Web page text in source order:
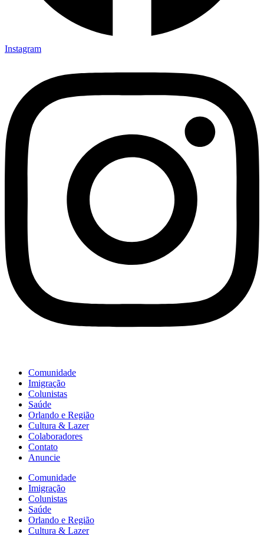
Instagram
Comunidade
Imigração
Colunistas
Saúde
Orlando e Região
Cultura & Lazer
Colaboradores
Contato
Anuncie
Comunidade
Imigração
Colunistas
Saúde
Orlando e Região
Cultura & Lazer